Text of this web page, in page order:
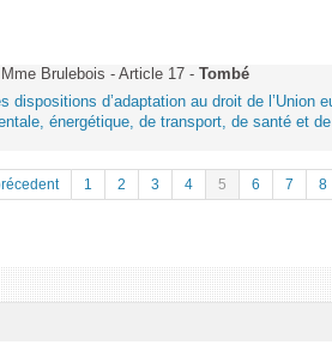
Brulebois - Article 17 - Tombé
dispositions d’adaptation au droit de l’Union
énergétique, de transport, de santé et
1 2 3 4 5 6 7 8